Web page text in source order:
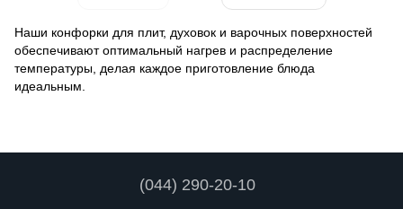
Наши конфорки для плит, духовок и варочных поверхностей
обеспечивают оптимальный нагрев и распределение
температуры, делая каждое приготовление блюда
идеальным.
(044) 290-20-10